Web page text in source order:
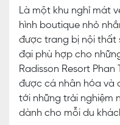
Là một khu nghỉ mát
hình boutique nhỏ
được trang bị nội thất
đại phù hợp cho
Radisson Resort
được cá nhân hóa và
tới những trải nghiệm
dành cho mỗi du